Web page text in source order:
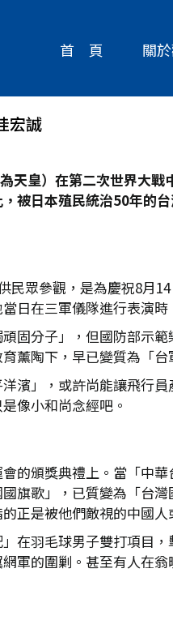
首 頁 關
宏誠
天皇）在第二次世界大
被日本殖民統治50年的
民眾參觀，是為慶祝8月
日在三軍儀隊進行表演
固分子」，但國防部示
薰陶下，早已變質為「台
濱」，或許尚能讓飛行
像小和尚念經吧。
的頒獎典禮上。當「中
旗歌」，已質變為「台
正是被他們敵視的中國
在羽毛球男子雙打項目
軍的圍剿。甚至有人在